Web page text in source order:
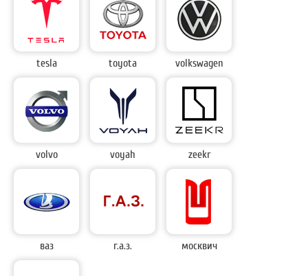
tesla toyota volkswagen
volvo voyah zeekr
ваз г.а.з. москвич